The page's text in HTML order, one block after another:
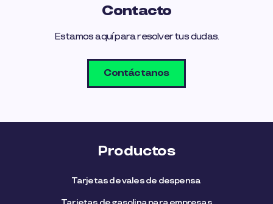
Contacto
Estamos aquí para resolver tus dudas.
Contáctanos
Productos
Tarjetas de vales de despensa